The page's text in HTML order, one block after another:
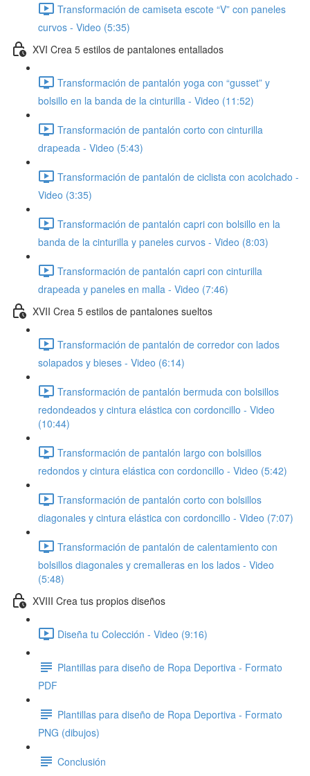
Transformación de camiseta escote “V” con paneles
curvos - Video (5:35)
XVI Crea 5 estilos de pantalones entallados
Transformación de pantalón yoga con “gusset” y
bolsillo en la banda de la cinturilla - Video (11:52)
Transformación de pantalón corto con cinturilla
drapeada - Video (5:43)
Transformación de pantalón de ciclista con acolchado -
Video (3:35)
Transformación de pantalón capri con bolsillo en la
banda de la cinturilla y paneles curvos - Video (8:03)
Transformación de pantalón capri con cinturilla
drapeada y paneles en malla - Video (7:46)
XVII Crea 5 estilos de pantalones sueltos
Transformación de pantalón de corredor con lados
solapados y bieses - Video (6:14)
Transformación de pantalón bermuda con bolsillos
redondeados y cintura elástica con cordoncillo - Video
(10:44)
Transformación de pantalón largo con bolsillos
redondos y cintura elástica con cordoncillo - Video (5:42)
Transformación de pantalón corto con bolsillos
diagonales y cintura elástica con cordoncillo - Video (7:07)
Transformación de pantalón de calentamiento con
bolsillos diagonales y cremalleras en los lados - Video
(5:48)
XVIII Crea tus propios diseños
Diseña tu Colección - Video (9:16)
Plantillas para diseño de Ropa Deportiva - Formato
PDF
Plantillas para diseño de Ropa Deportiva - Formato
PNG (dibujos)
Conclusión